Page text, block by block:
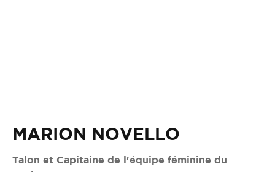
MARION NOVELLO
Talon et Capitaine de l'équipe féminine du